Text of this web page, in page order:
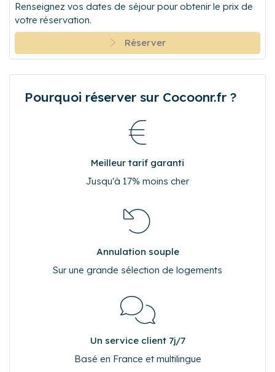
Renseignez vos dates de séjour pour obtenir le prix de
Pourquoi réserver sur Cocoonr.fr ?
Meilleur tarif garanti
Jusqu'à 17% moins cher
Sur une grande sélection de logements